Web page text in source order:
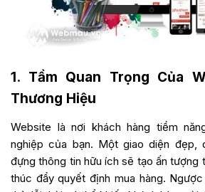
1. Tầm Quan Trọng Của
Thương Hiệu
Website là nơi khách hàng tiềm
nghiệp của bạn. Một giao diện đẹp,
đựng thông tin hữu ích sẽ tạo ấn tượng
thúc đẩy quyết định mua hàng.